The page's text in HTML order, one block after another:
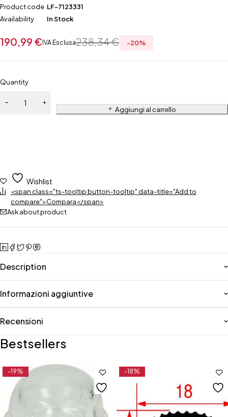
Product code LF-7123331
Availability
In Stock
238,34€
190,99 € IVA Esclusa -20%
Quantity
Aggiungi al carrello
Wishlist
<span class="ts-tooltip button-tooltip" data-title="Add to
compare">Compara</span>
Ask about product
Description
Informazioni aggiuntive
Recensioni
Bestsellers
-19% -18%